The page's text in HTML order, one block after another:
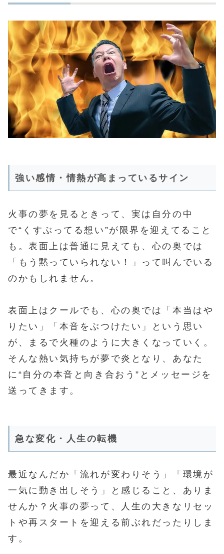
強い感情・情熱が高まっているサイン
火事の夢を見るときって、実は自分の中
で“くすぶってる想い”が限界を迎えてること
も。表面上は普通に見えても、心の奥では
「もう黙っていられない！」って叫んでいる
のかもしれません。
表面上はクールでも、心の奥では「本当はや
りたい」「本音をぶつけたい」という思い
が、まるで火種のように大きくなっていく。
そんな熱い気持ちが夢で炎となり、あなた
に“自分の本音と向き合おう”とメッセージを
送ってきます。
急な変化・人生の転機
最近なんだか「流れが変わりそう」「環境が
一気に動き出しそう」と感じること、ありま
せんか？火事の夢って、人生の大きなリセッ
トや再スタートを迎える前ぶれだったりしま
す。